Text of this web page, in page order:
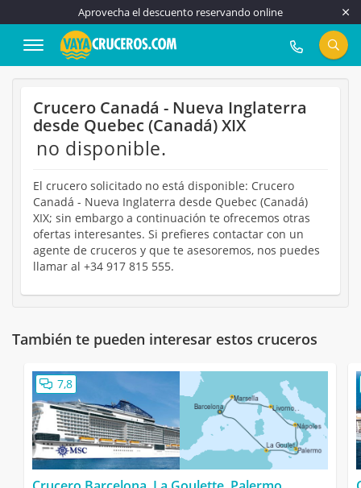
Aprovecha el descuento reservando online
917 815 555
Crucero Canadá - Nueva Inglaterra
desde Quebec (Canadá) XIX
no disponible.
El crucero solicitado no está disponible: Crucero
Canadá - Nueva Inglaterra desde Quebec (Canadá)
XIX; sin embargo a continuación te ofrecemos otras
ofertas interesantes. Si prefieres contactar con un
agente de cruceros y que te asesoremos, nos puedes
llamar al +34 917 815 555.
También te pueden interesar estos cruceros
7,8